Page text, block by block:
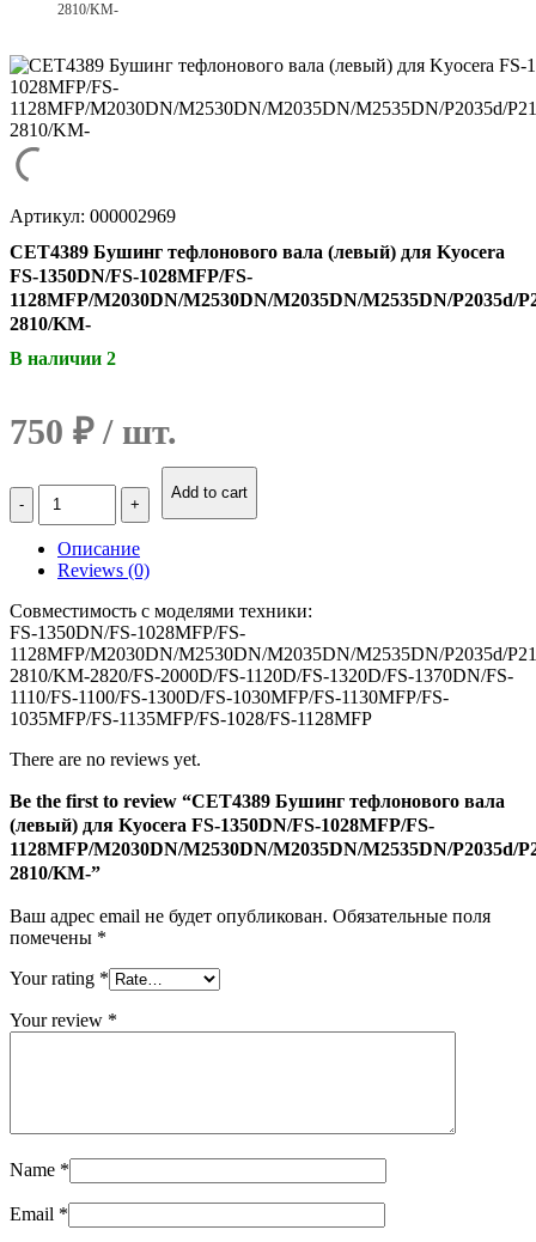
2810/KM-
Артикул: 000002969
CET4389 Бушинг тефлонового вала (левый) для Kyocera
FS-1350DN/FS-1028MFP/FS-
1128MFP/M2030DN/M2530DN/M2035DN/M2535DN/P2035d/
2810/KM-
В наличии 2
750 ₽
Количество
CET4389
тефлонового
вала
(левый)
для
Kyocera
FS-
1350DN/FS-
1028MFP/FS-
1128MFP/M2030DN/M2530DN/M2035DN/M2535DN/P2035d/
2810/KM-
Add to cart
Описание
Reviews (0)
Совместимость с моделями техники:
FS-1350DN/FS-1028MFP/FS-
1128MFP/M2030DN/M2530DN/M2035DN/M2535DN/P2035d/
2810/KM-2820/FS-2000D/FS-1120D/FS-1320D/FS-1370DN/FS-
1110/FS-1100/FS-1300D/FS-1030MFP/FS-1130MFP/FS-
1035MFP/FS-1135MFP/FS-1028/FS-1128MFP
There are no reviews yet.
Be the first to review “CET4389 Бушинг тефлонового вала
(левый) для Kyocera FS-1350DN/FS-1028MFP/FS-
1128MFP/M2030DN/M2530DN/M2035DN/M2535DN/P2035d/
2810/KM-”
Ваш адрес email не будет опубликован. Обязательные поля
помечены *
Your rating *
Your review *
Name *
Email *